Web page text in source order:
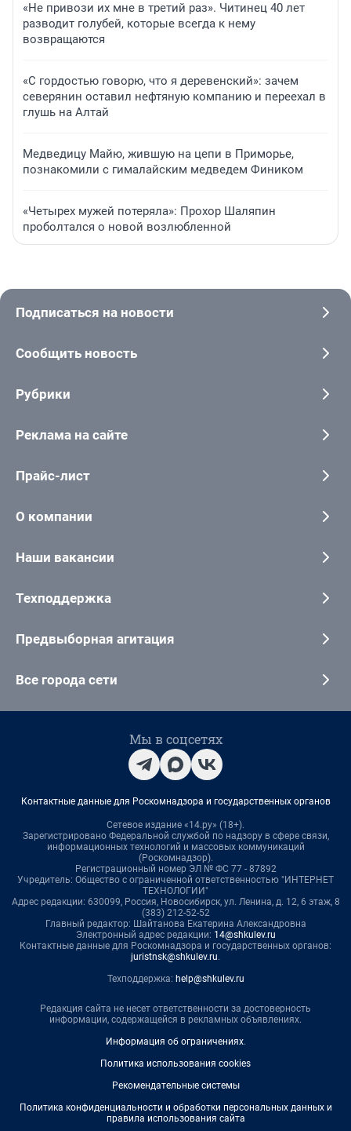
«Не привози их мне в третий раз». Читинец 40 лет
разводит голубей, которые всегда к нему
возвращаются
«С гордостью говорю, что я деревенский»: зачем
северянин оставил нефтяную компанию и переехал в
глушь на Алтай
Медведицу Майю, жившую на цепи в Приморье,
познакомили с гималайским медведем Фиником
«Четырех мужей потеряла»: Прохор Шаляпин
проболтался о новой возлюбленной
Подписаться на новости
Сообщить новость
Рубрики
Реклама на сайте
Прайс-лист
О компании
Наши вакансии
Техподдержка
Предвыборная агитация
Все города сети
Мы в соцсетях
Контактные данные для Роскомнадзора и государственных органов
Сетевое издание «14.ру» (18+).
Зарегистрировано Федеральной службой по надзору в сфере связи,
информационных технологий и массовых коммуникаций
(Роскомнадзор).
Регистрационный номер ЭЛ № ФС 77 - 87892
Учредитель: Общество с ограниченной ответственностью "ИНТЕРНЕТ
ТЕХНОЛОГИИ"
Адрес редакции: 630099, Россия, Новосибирск, ул. Ленина, д. 12, 6 этаж, 8
(383) 212-52-52
Главный редактор: Шайтанова Екатерина Александровна
Электронный адрес редакции: 14@shkulev.ru
Контактные данные для Роскомнадзора и государственных органов:
juristnsk@shkulev.ru.
Техподдержка: help@shkulev.ru
Редакция сайта не несет ответственности за достоверность
информации, содержащейся в рекламных объявлениях.
Информация об ограничениях.
Политика использования cookies
Рекомендательные системы
Политика конфиденциальности и обработки персональных данных и
правила использования сайта